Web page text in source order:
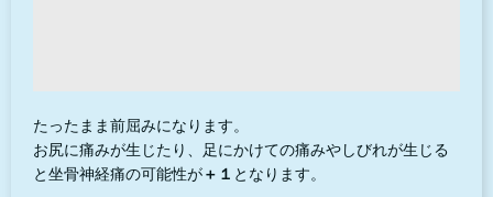
たったまま前屈みになります。
お尻に痛みが生じたり、足にかけての痛みやしびれが生じる
と坐骨神経痛の可能性が＋１ となります。